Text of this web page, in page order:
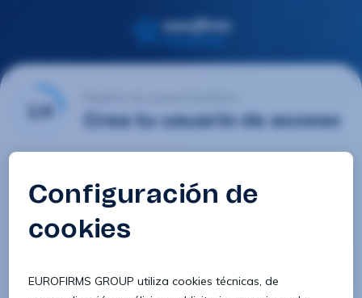
1/4 Crea tu usuario de acceso
Contraseña